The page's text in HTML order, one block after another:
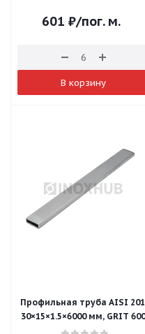
601 ₽/пог. м.
В корзину
Профильная труба AISI
30×15×1.5×6000 мм, GRIT 600